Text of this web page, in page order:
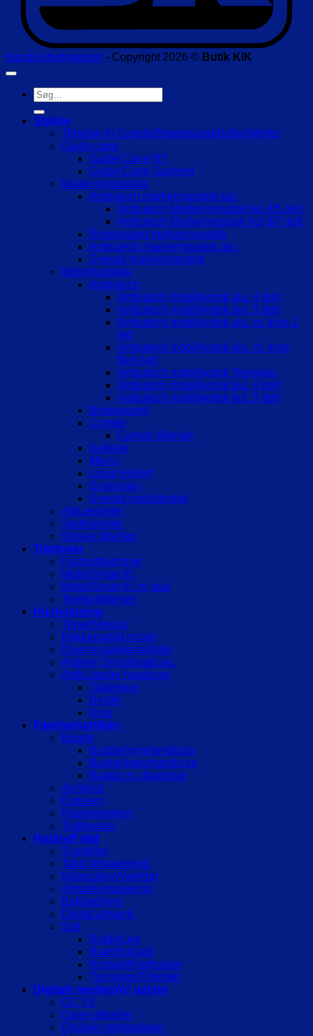
Handelsbetingelser - Copyright 2026 © Butik KIK
Søg
efter:
Stokke
Tilbehør til Comde/Bredegaard/Keller/Merko
Guide cane
Guide Cane NY
Guide Cane Gammel
Markeringsstokke
Ambutech markeringsstok kul.
Ambutech Markeringsstok kul 4/5 delt
Ambutech Markeringsstok kul 6/7 delt
Bredegaard markeringsstok
Ambutech markeringsstok alu.
Svensk markeringsstok
Mobilitystokke
Ambutech
Ambutech mobilitystok alu. 4 delt
Ambutech mobilitystok alu. 5 delt
Ambutech mobilitystok alu. m. krog 1
led
Ambutech mobilitystok alu. m. krog
flere led
Ambutech mobilitystok Teleskop
Ambutech mobilitystok kul. 4 delt
Ambutech mobilitystok kul. 5 delt
Bredegaard
Comde
Comde tilbehør
Kellerer
Merco
Louis Hebert
Svarovsky
Svensk mobilitystok
Albuestokke
Støttestokke
Stokke tilbehør
Telefoner
Fastnettelefoner
Mobil/Smart tlf.
Mobil/Smart tlf. m. tale
Telefontilbehør
Husholdning
Timer/Minutur
Køkkenartikl.m.tale
Diverse køkkenartikler
Artikler/ Synshandicap.
Artikl./andre handicap
Tallerkner
Bestik
Krus
Færdselsartikler
Bagde
Badge/synshandicap
Badge/hørerhandicap
Badge m. diagnose
Armbind
Emblem
Klistermærker
Trafikveste
Hobby/Fritid
Syartikler
Taktil Afmærkning
Måleudstyr/Værktøj
Afmærk/markering
Beklædning
Digital afmærk.
Spil
Bolde/Leg
Bræt/Brikspil
Kortspil/Kortholder
Terninger/Tilbehør
Digitale medier/AV udstyr
CC TV
Daisy-afspiller
Digitale notatoptager